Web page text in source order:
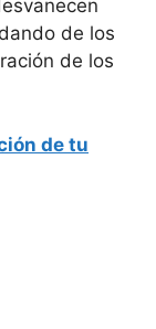
de los
de los
de tu